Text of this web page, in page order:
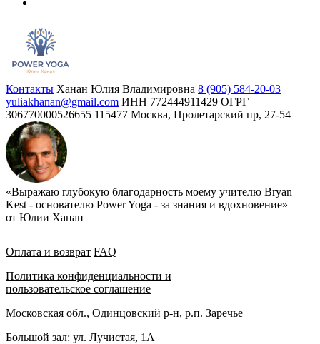
Контакты Ханан Юлия Владимировна 8 (905) 584-20-03
yuliakhanan@gmail.com ИНН 772444911429 ОГРГ
306770000526655 115477 Москва, Пролетарский пр, 27-54
«Выражаю глубокую благодарность моему учителю Bryan
Kest - основателю Power Yoga - за знания и вдохновение»
от Юлии Ханан
Оплата и возврат FAQ
Политика конфиденциальности и
пользовательское соглашение
Московская обл., Одинцовский р-н, р.п. Заречье
Большой зал: ул. Лучистая, 1А